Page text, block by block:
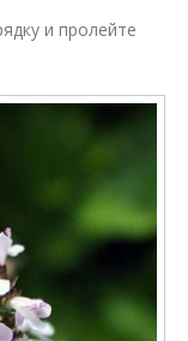
ландшафтном
дизайне
и пролейте